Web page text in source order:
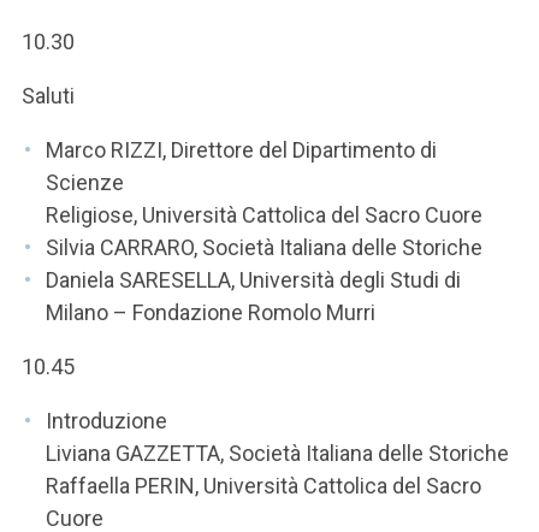
10.30
Saluti
Marco RIZZI, Direttore del Dipartimento di
Scienze
Religiose, Università Cattolica del Sacro Cuore
Silvia CARRARO, Società Italiana delle Storiche
Daniela SARESELLA, Università degli Studi di
Milano – Fondazione Romolo Murri
10.45
Introduzione
Liviana GAZZETTA, Società Italiana delle Storiche
Raffaella PERIN, Università Cattolica del Sacro
Cuore